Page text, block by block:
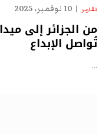
تقارير 10 نوفمبر، 2025
من الجزائر إلى
تُواصل الإبداع
…